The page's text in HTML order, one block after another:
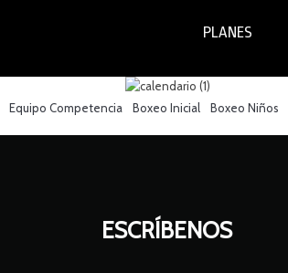
PLANES
Equipo Competencia Boxeo Inicial Boxeo Niños
ESCRÍBENOS